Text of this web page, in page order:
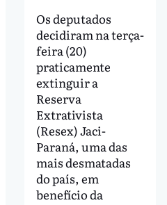
Os deputados
decidiram na terça-
feira (20)
praticamente
extinguir a
Reserva
Extrativista
(Resex) Jaci-
Paraná, uma das
mais desmatadas
do país, em
benefício da